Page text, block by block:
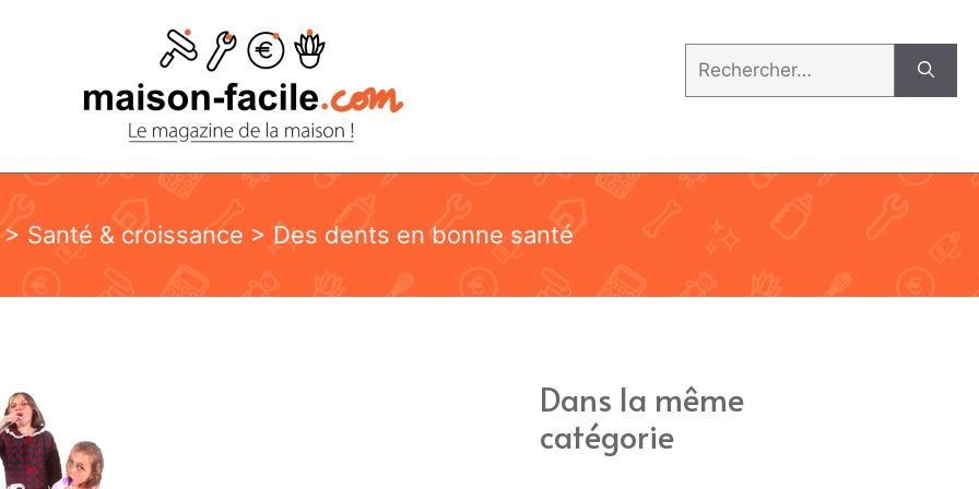
Santé & croissance > Des dents en bonne santé
Dans la même
catégorie